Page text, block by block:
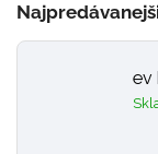
ev